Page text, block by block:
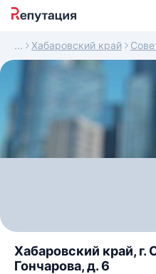
Хабаровский край
Хабаровский край, г.
Гончарова, д. 6